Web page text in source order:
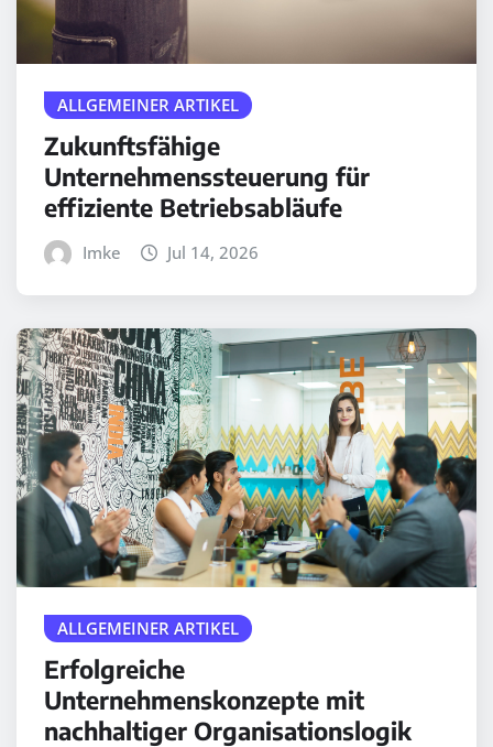
ALLGEMEINER ARTIKEL
Zukunftsfähige
Unternehmenssteuerung für
effiziente Betriebsabläufe
Imke Jul 14, 2026
ALLGEMEINER ARTIKEL
Erfolgreiche
Unternehmenskonzepte mit
nachhaltiger Organisationslogik